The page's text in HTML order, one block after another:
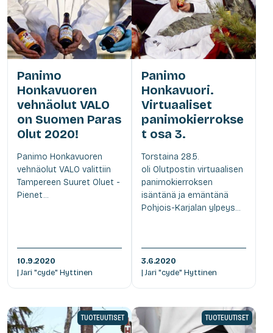
Panimo
Honkavuoren
vehnäolut VALO
on Suomen Paras
Olut 2020!
Panimo Honkavuoren
vehnäolut VALO valittiin
Tampereen Suuret Oluet -
Pienet...
10.9.2020
| Jari "cyde" Hyttinen
Panimo
Honkavuori.
Virtuaaliset
panimokierrokse
t osa 3.
Torstaina 28.5.
oli Olutpostin virtuaalisen
panimokierroksen
isäntänä ja emäntänä
Pohjois-Karjalan ylpeys...
3.6.2020
| Jari "cyde" Hyttinen
TUOTEUUTISET TUOTEUUTISET